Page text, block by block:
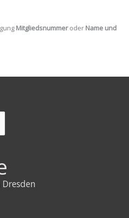
Mitgliedsnummeroder Name und